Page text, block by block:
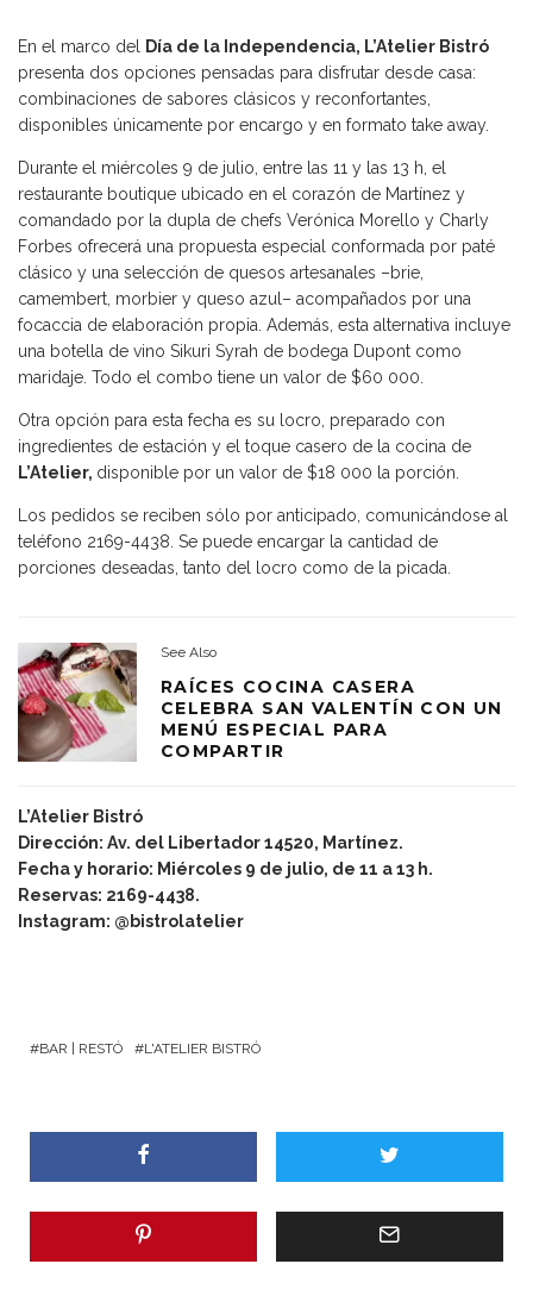
En el marco del
Día de la Independencia, L’Atelier Bistró
presenta dos opciones pensadas para disfrutar desde casa:
combinaciones de sabores clásicos y reconfortantes,
disponibles únicamente por encargo y en formato take away.
Durante el miércoles 9 de julio, entre las 11 y las 13 h, el
restaurante boutique ubicado en el corazón de Martínez y
comandado por la dupla de chefs Verónica Morello y Charly
Forbes ofrecerá una propuesta especial conformada por paté
clásico y una selección de quesos artesanales –brie,
camembert, morbier y queso azul– acompañados por una
focaccia de elaboración propia. Además, esta alternativa incluye
una botella de vino Sikuri Syrah de bodega Dupont como
maridaje. Todo el combo tiene un valor de $60 000.
Otra opción para esta fecha es su locro, preparado con
ingredientes de estación y el toque casero de la cocina de
L’Atelier, disponible por un valor de $18 000 la porción.
Los pedidos se reciben sólo por anticipado, comunicándose al
teléfono 2169-4438. Se puede encargar la cantidad de
porciones deseadas, tanto del locro como de la picada.
See Also
RAÍCES COCINA CASERA
CELEBRA SAN VALENTÍN CON UN
MENÚ ESPECIAL PARA
COMPARTIR
L’Atelier Bistró
Dirección: Av. del Libertador 14520, Martínez.
Fecha y horario: Miércoles 9 de julio, de 11 a 13 h.
Reservas: 2169-4438.
Instagram: @bistrolatelier
BAR | RESTÓ L'ATELIER BISTRÓ